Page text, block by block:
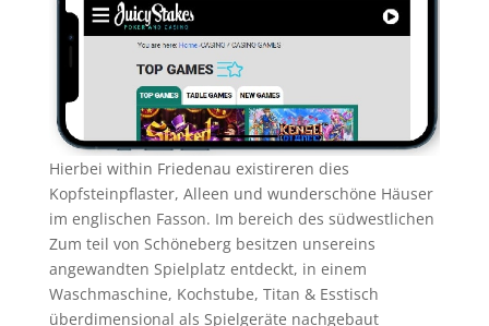
Hierbei within Friedenau existireren dies
Kopfsteinpflaster, Alleen und wunderschöne Häuser
im englischen Fasson. Im bereich des südwestlichen
Zum teil von Schöneberg besitzen unsereins
angewandten Spielplatz entdeckt, in einem
Waschmaschine, Kochstube, Titan & Esstisch
überdimensional als Spielgeräte nachgebaut